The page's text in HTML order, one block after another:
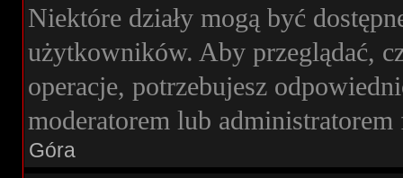
Niektóre działy mogą być
użytkowników. Aby przeglądać,
operacje, potrzebujesz
moderatorem lub
Góra